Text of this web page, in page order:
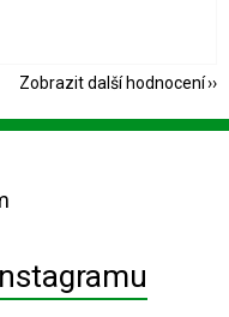
Zobrazit další hodnocení